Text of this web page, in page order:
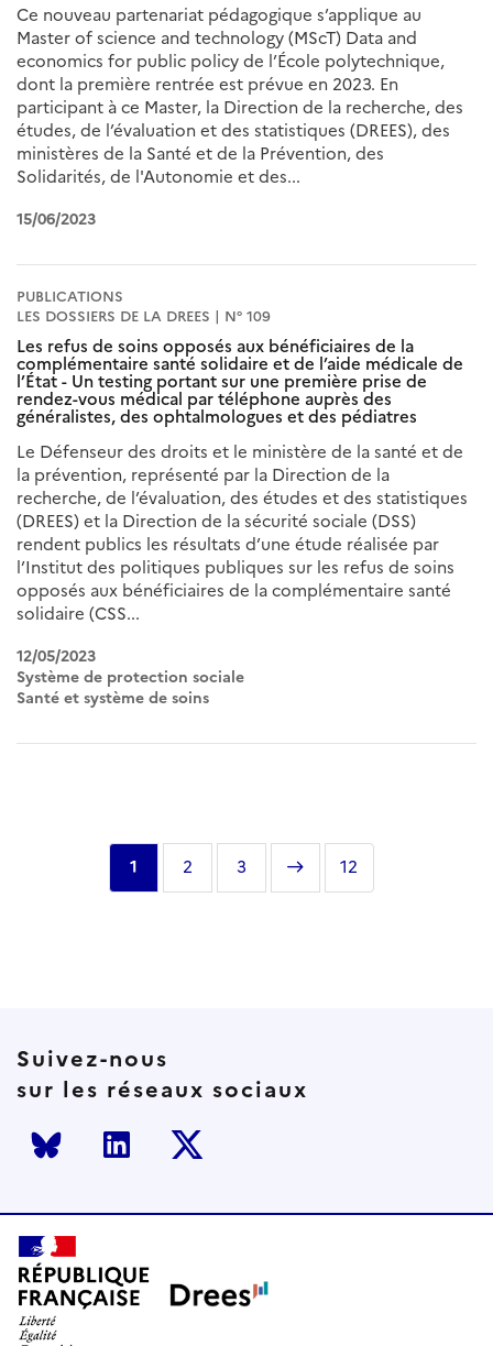
Ce nouveau partenariat pédagogique s’applique au
Master of science and technology (MScT) Data and
economics for public policy de l’École polytechnique,
dont la première rentrée est prévue en 2023. En
participant à ce Master, la Direction de la recherche, des
études, de l’évaluation et des statistiques (DREES), des
ministères de la Santé et de la Prévention, des
Solidarités, de l'Autonomie et des...
15/06/2023
PUBLICATIONS
LES DOSSIERS DE LA DREES | N° 109
Les refus de soins opposés aux bénéficiaires de la
complémentaire santé solidaire et de l’aide médicale de
l’État - Un testing portant sur une première prise de
rendez-vous médical par téléphone auprès des
généralistes, des ophtalmologues et des pédiatres
Le Défenseur des droits et le ministère de la santé et de
la prévention, représenté par la Direction de la
recherche, de l’évaluation, des études et des statistiques
(DREES) et la Direction de la sécurité sociale (DSS)
rendent publics les résultats d’une étude réalisée par
l’Institut des politiques publiques sur les refus de soins
opposés aux bénéficiaires de la complémentaire santé
solidaire (CSS...
12/05/2023
Système de protection sociale
Santé et système de soins
Page
courante
1 Page
2 Page
3
Page
suivante
Dernière
page
12
Suivez-nous
sur les réseaux sociaux
Bluesky LinkedInTwitter